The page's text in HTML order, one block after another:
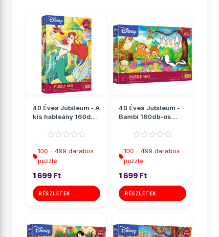
40 Éves Jubileum - A
kis hableány 160db-
100 - 499 darabos
puzzle
1 699 Ft
RÉSZLETEK
40 Éves Jubileum -
Bambi 160db-os
100 - 499 darabos
puzzle
1 699 Ft
RÉSZLETEK